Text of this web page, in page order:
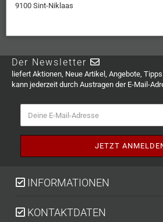
9100 Sint-Niklaas
Der Newsletter
liefert Aktionen, Neue Artikel, Angebote,
kann jederzeit durch Austragen der E-Mail-
INFORMATIONEN
KONTAKTDATEN